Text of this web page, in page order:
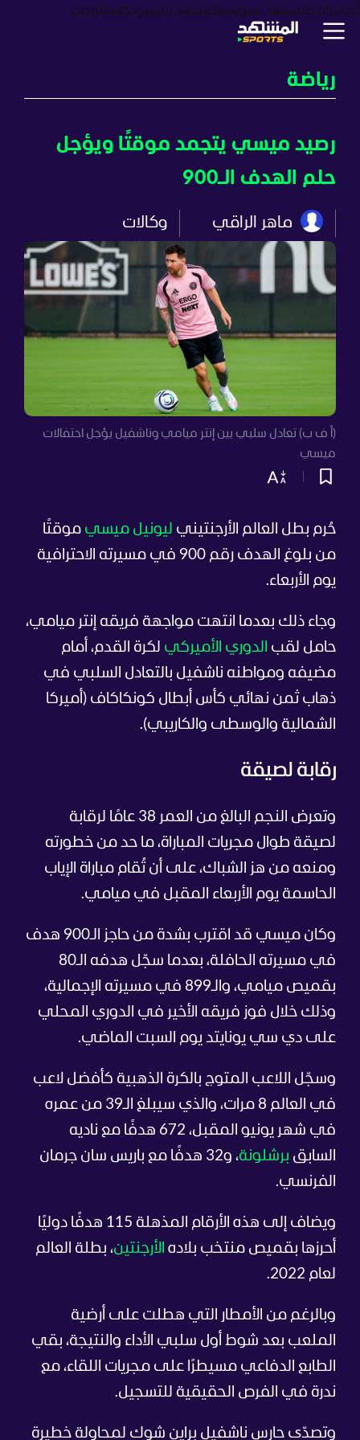
أخبار برامجالمشهد سبورتسالمشهد بزنسبودكاستترندات
رياضة
رصيد ميسي يتجمد موقتًا ويؤجل
حلم الهدف الـ900
ماهر الراقي وكالات
(أ ف ب) تعادل سلبي بين إنتر ميامي وناشفيل يؤجل احتفالات
ميسي
حُرم بطل العالم الأرجنتيني ليونيل ميسي موقتًا
من بلوغ الهدف رقم 900 في مسيرته الاحترافية
يوم الأربعاء.
وجاء ذلك بعدما انتهت مواجهة فريقه إنتر ميامي،
حامل لقب الدوري الأميركي لكرة القدم، أمام
مضيفه ومواطنه ناشفيل بالتعادل السلبي في
ذهاب ثمن نهائي كأس أبطال كونكاكاف (أميركا
الشمالية والوسطى والكاريبي).
رقابة لصيقة
وتعرض النجم البالغ من العمر 38 عامًا لرقابة
لصيقة طوال مجريات المباراة، ما حد من خطورته
ومنعه من هز الشباك، على أن تُقام مباراة الإياب
الحاسمة يوم الأربعاء المقبل في ميامي.
وكان ميسي قد اقترب بشدة من حاجز الـ900 هدف
في مسيرته الحافلة، بعدما سجّل هدفه الـ80
بقميص ميامي، والـ899 في مسيرته الإجمالية،
وذلك خلال فوز فريقه الأخير في الدوري المحلي
على دي سي يونايتد يوم السبت الماضي.
وسجّل اللاعب المتوج بالكرة الذهبية كأفضل لاعب
في العالم 8 مرات، والذي سيبلغ الـ39 من عمره
في شهر يونيو المقبل، 672 هدفًا مع ناديه
السابق برشلونة
، و32 هدفًا مع باريس سان جرمان
الفرنسي.
ويضاف إلى هذه الأرقام المذهلة 115 هدفًا دوليًا
أحرزها بقميص منتخب بلاده الأرجنتين، بطلة العالم
لعام 2022.
وبالرغم من الأمطار التي هطلت على أرضية
الملعب بعد شوط أول سلبي الأداء والنتيجة، بقي
الطابع الدفاعي مسيطرًا على مجريات اللقاء، مع
ندرة في الفرص الحقيقية للتسجيل.
وتصدّى حارس ناشفيل براين شوك لمحاولة خطيرة